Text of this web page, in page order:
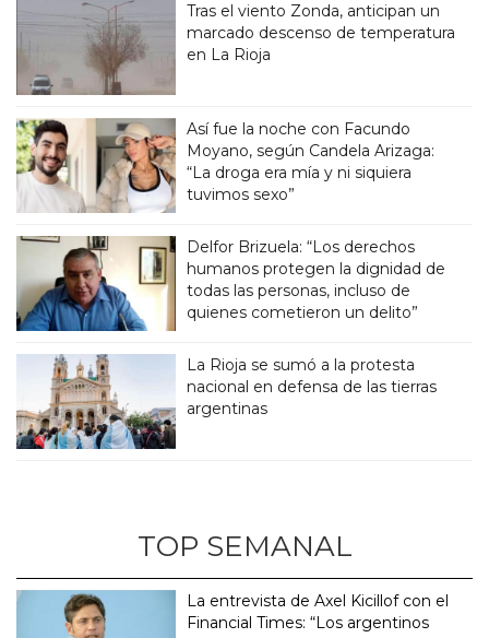
Tras el viento Zonda, anticipan un
marcado descenso de temperatura
en La Rioja
Así fue la noche con Facundo
Moyano, según Candela Arizaga:
“La droga era mía y ni siquiera
tuvimos sexo”
Delfor Brizuela: “Los derechos
humanos protegen la dignidad de
todas las personas, incluso de
quienes cometieron un delito”
La Rioja se sumó a la protesta
nacional en defensa de las tierras
argentinas
TOP SEMANAL
La entrevista de Axel Kicillof con el
Financial Times: “Los argentinos